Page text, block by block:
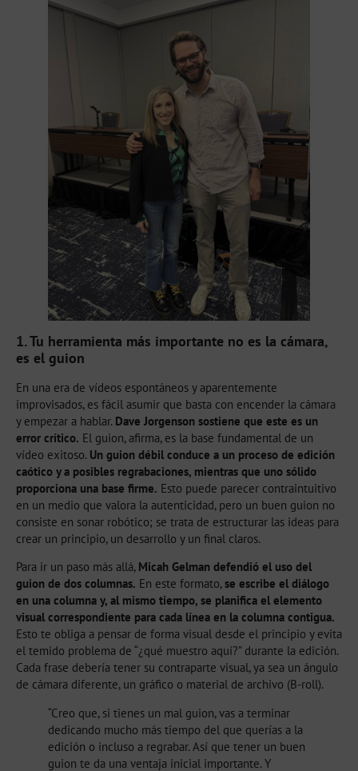
1. Tu herramienta más importante no es la cámara,
es el guion
En una era de vídeos espontáneos y aparentemente
improvisados, es fácil asumir que basta con encender la cámara
y empezar a hablar. Dave Jorgenson sostiene que este es un
error crítico. El guion, afirma, es la base fundamental de un
vídeo exitoso. Un guion débil conduce a un proceso de edición
caótico y a posibles regrabaciones, mientras que uno sólido
proporciona una base firme. Esto puede parecer contraintuitivo
en un medio que valora la autenticidad, pero un buen guion no
consiste en sonar robótico; se trata de estructurar las ideas para
crear un principio, un desarrollo y un final claros.
Para ir un paso más allá, Micah Gelman defendió el uso del
guion de dos columnas. En este formato,se escribe el diálogo
en una columna y, al mismo tiempo, se planifica el elemento
visual correspondiente para cada línea en la columna contigua.
Esto te obliga a pensar de forma visual desde el principio y evita
el temido problema de “¿qué muestro aquí?” durante la edición.
Cada frase debería tener su contraparte visual, ya sea un ángulo
de cámara diferente, un gráfico o material de archivo (B-roll).
“Creo que, si tienes un mal guion, vas a terminar
dedicando mucho más tiempo del que querías a la
edición o incluso a regrabar. Así que tener un buen
guion te da una ventaja inicial importante. Y